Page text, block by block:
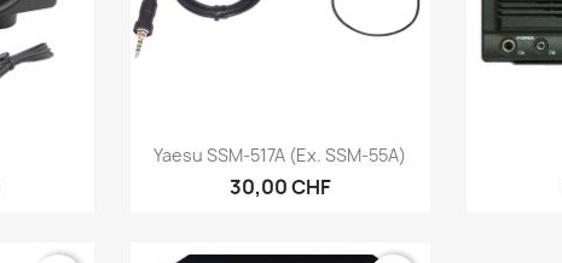
 Anteprima
Yaesu SSM-517A (ex. SSM-55A)
30,00 CHF